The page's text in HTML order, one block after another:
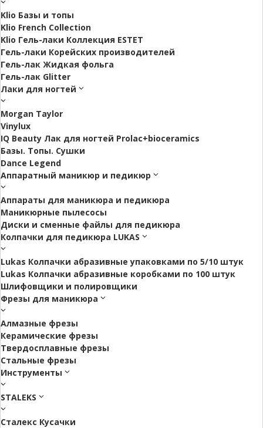
Klio Базы и топы
Klio French Collection
Klio Гель-лаки Коллекция ESTET
Гель-лаки Корейских производителей
Гель-лак Жидкая фольга
Гель-лак Glitter
Лаки для ногтей
Morgan Taylor
Vinylux
IQ Beauty Лак для ногтей Prolac+bioceramics
Базы. Топы. Сушки
Dance Legend
Аппаратный маникюр и педикюр
Аппараты для маникюра и педикюра
Маникюрные пылесосы
Диски и сменные файлы для педикюра
Колпачки для педикюра LUKAS
Lukas Колпачки абразивные упаковками по 5/10 штук
Lukas Колпачки абразивные коробками по 100 штук
Шлифовщики и полировщики
Фрезы для маникюра
Алмазные фрезы
Керамические фрезы
Твердосплавные фрезы
Стальные фрезы
Инструменты
STALEKS
Сталекс Кусачки